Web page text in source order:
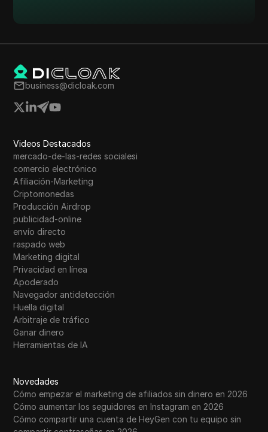
business@dicloak.com
Videos Destacados
mercado-de-las-redes socialesi
comercio electrónico
Afiliación-Marketing
Criptomonedas
Producción Airdrop
publicidad-online
envío directo
raspado web
Marketing digital
Privacidad en línea
Apoderado
Navegador antidetección
Huella digital
Arbitraje de tráfico
Ganar dinero
Herramientas de IA
Novedades
Cómo empezar el marketing de afiliados sin dinero en 2026
Cómo aumentar los seguidores en Instagram en 2026
Cómo compartir una cuenta de HeyGen con tu equipo sin